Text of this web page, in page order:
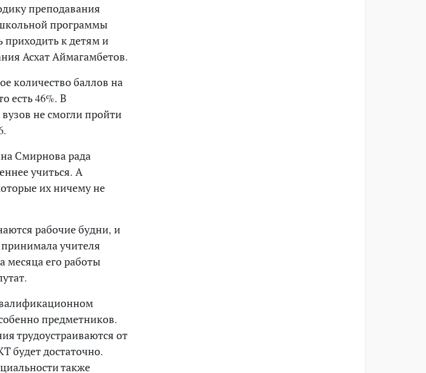
преподавания
программы
приходить к детям и
Асхат Аймагамбетов.
количество баллов на
есть 46%. В
не смогли пройти
Смирнова рада
учиться. А
их ничему не
рабочие будни, и
принимала учителя
месяца его работы
предметников.
трудоустраиваются от
будет достаточно.
также